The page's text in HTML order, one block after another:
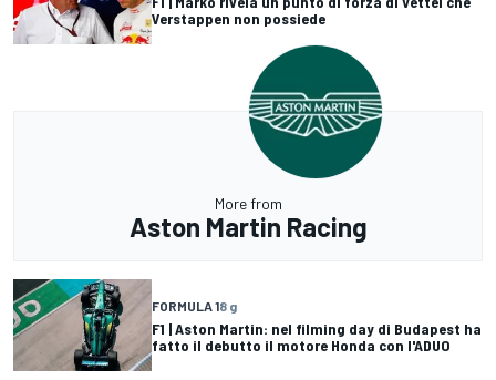
Verstappen non possiede
More from
Aston Martin Racing
FORMULA 18 g
F1 | Aston Martin: nel filming day di Budapest ha
fatto il debutto il motore Honda con l'ADUO